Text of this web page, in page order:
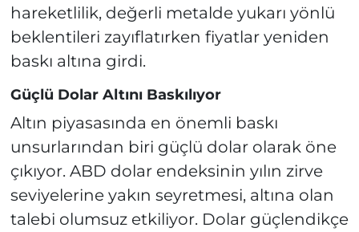
hareketlilik, değerli metalde yukarı yönlü
beklentileri zayıflatırken fiyatlar yeniden
baskı altına girdi.
Güçlü Dolar Altını Baskılıyor
Altın piyasasında en önemli baskı
unsurlarından biri güçlü dolar olarak öne
çıkıyor. ABD dolar endeksinin yılın zirve
seviyelerine yakın seyretmesi, altına olan
talebi olumsuz etkiliyor. Dolar güçlendikçe